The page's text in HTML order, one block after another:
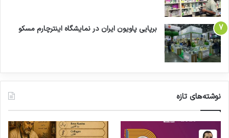
برپایی پاویون ایران در نمایشگاه اینترچارم مسکو
نوشته‌های تازه